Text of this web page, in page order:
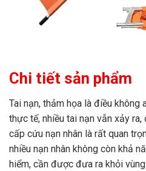
Chi tiết sản phẩm
Tai nạn, thảm họa là điều không
thực tế, nhiều tai nạn vẫn xảy
cấp cứu nạn nhân là rất quan
nhiều nạn nhân không còn khả
hiểm, cần được đưa ra khỏi